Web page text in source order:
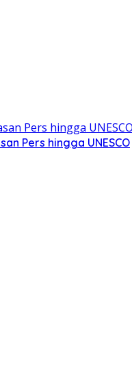
Pers hingga UNESCO